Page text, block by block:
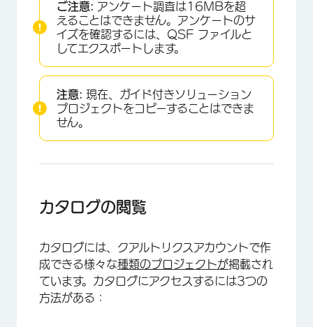
FAQs
ご注意: アンケート調査は16MBを超
えることはできません。アンケートのサ
イズを確認するには、QSF ファイルと
してエクスポートします。
注意: 現在、ガイド付きソリューション
プロジェクトをコピーすることはできま
せん。
カタログの閲覧
カタログには、クアルトリクスアカウントで作
成できる様々な種類のプロジェクトが掲載され
ています。カタログにアクセスするには3つの
方法がある：